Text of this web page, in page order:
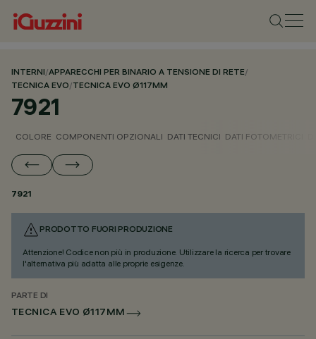
INTERNI/APPARECCHI PER BINARIO A TENSIONE DI RETE/
TECNICA EVO/TECNICA EVO Ø117MM
7921
COLORE COMPONENTI OPZIONALI DATI TECNICI DATI FOTOMETRICI
7921
PRODOTTO FUORI PRODUZIONE
Attenzione! Codice non più in produzione. Utilizzare la ricerca per trovare
l'alternativa più adatta alle proprie esigenze.
PARTE DI
TECNICA EVO Ø117MM